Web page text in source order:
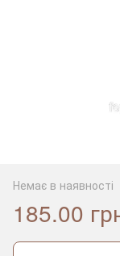
Немає в наявності
185.00